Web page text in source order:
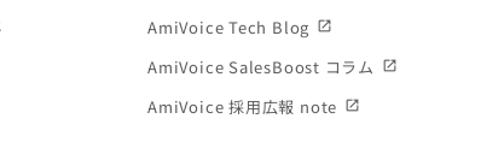
AmiVoice Tech Blog
AmiVoice SalesBoost コラム
AmiVoice 採用広報 note